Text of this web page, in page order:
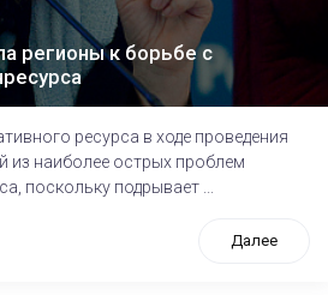
регионы к борьбе с
ресурса в ходе проведения
из наиболее острых проблем
поскольку подрывает ...
Далее